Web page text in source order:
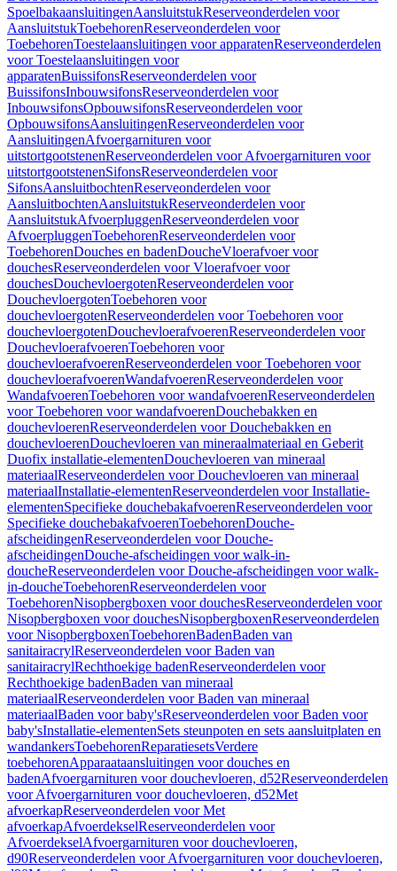
SpoelbakaansluitingenAansluitstukReserveonderdelen voor
AansluitstukToebehorenReserveonderdelen voor
ToebehorenToestelaansluitingen voor apparatenReserveonderdelen
voor Toestelaansluitingen voor
apparatenBuissifonsReserveonderdelen voor
BuissifonsInbouwsifonsReserveonderdelen voor
InbouwsifonsOpbouwsifonsReserveonderdelen voor
OpbouwsifonsAansluitingenReserveonderdelen voor
AansluitingenAfvoergarnituren voor
uitstortgootstenenReserveonderdelen voor Afvoergarnituren voor
uitstortgootstenenSifonsReserveonderdelen voor
SifonsAansluitbochtenReserveonderdelen voor
AansluitbochtenAansluitstukReserveonderdelen voor
AansluitstukAfvoerpluggenReserveonderdelen voor
AfvoerpluggenToebehorenReserveonderdelen voor
ToebehorenDouches en badenDoucheVloerafvoer voor
douchesReserveonderdelen voor Vloerafvoer voor
douchesDouchevloergotenReserveonderdelen voor
DouchevloergotenToebehoren voor
douchevloergotenReserveonderdelen voor Toebehoren voor
douchevloergotenDouchevloerafvoerenReserveonderdelen voor
DouchevloerafvoerenToebehoren voor
douchevloerafvoerenReserveonderdelen voor Toebehoren voor
douchevloerafvoerenWandafvoerenReserveonderdelen voor
WandafvoerenToebehoren voor wandafvoerenReserveonderdelen
voor Toebehoren voor wandafvoerenDouchebakken en
douchevloerenReserveonderdelen voor Douchebakken en
douchevloerenDouchevloeren van mineraalmateriaal en Geberit
Duofix installatie-elementenDouchevloeren van mineraal
materiaalReserveonderdelen voor Douchevloeren van mineraal
materiaalInstallatie-elementenReserveonderdelen voor Installatie-
elementenSpecifieke douchebakafvoerenReserveonderdelen voor
Specifieke douchebakafvoerenToebehorenDouche-
afscheidingenReserveonderdelen voor Douche-
afscheidingenDouche-afscheidingen voor walk-in-
doucheReserveonderdelen voor Douche-afscheidingen voor walk-
in-doucheToebehorenReserveonderdelen voor
ToebehorenNisopbergboxen voor douchesReserveonderdelen voor
Nisopbergboxen voor douchesNisopbergboxenReserveonderdelen
voor NisopbergboxenToebehorenBadenBaden van
sanitairacrylReserveonderdelen voor Baden van
sanitairacrylRechthoekige badenReserveonderdelen voor
Rechthoekige badenBaden van mineraal
materiaalReserveonderdelen voor Baden van mineraal
materiaalBaden voor baby'sReserveonderdelen voor Baden voor
baby'sInstallatie-elementenSets steunpoten en sets aansluitplaten en
wandankersToebehorenReparatiesetsVerdere
toebehorenApparaataansluitingen voor douches en
badenAfvoergarnituren voor douchevloeren, d52Reserveonderdelen
voor Afvoergarnituren voor douchevloeren, d52Met
afvoerkapReserveonderdelen voor Met
afvoerkapAfvoerdekselReserveonderdelen voor
AfvoerdekselAfvoergarnituren voor douchevloeren,
d90Reserveonderdelen voor Afvoergarnituren voor douchevloeren,